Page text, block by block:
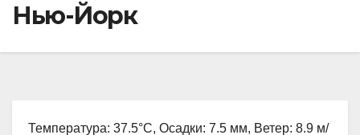
Нью-Йорк
Температура: 37.5°C, Осадки: 7.5 мм, Ветер: 8.9 м/